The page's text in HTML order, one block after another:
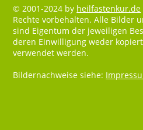
© 2001-2024 by heilfastenkur.de
Rechte vorbehalten. Alle Bilder
sind Eigentum der jeweiligen
deren Einwilligung weder
verwendet werden.
Bildernachweise siehe: